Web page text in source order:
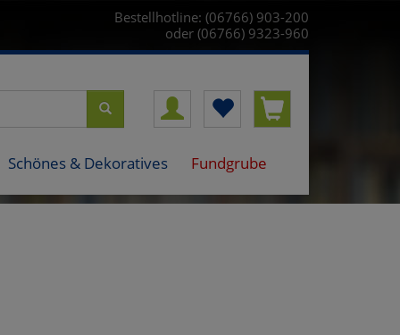
Bestellhotline: (06766) 903-200
oder (06766) 9323-960
Schönes & Dekoratives Fundgrube